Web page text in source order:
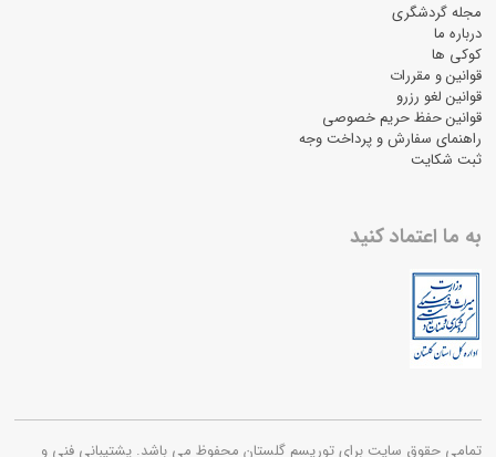
مجله گردشگری
درباره ما
کوکی ها
قوانین و مقررات
قوانین لغو رزرو
قوانین حفظ حریم خصوصی
راهنمای سفارش و پرداخت وجه
ثبت شکایت
به ما اعتماد کنید
تمامی حقوق سایت برای توریسم گلستان محفوظ می باشد. پشتیبانی فنی و